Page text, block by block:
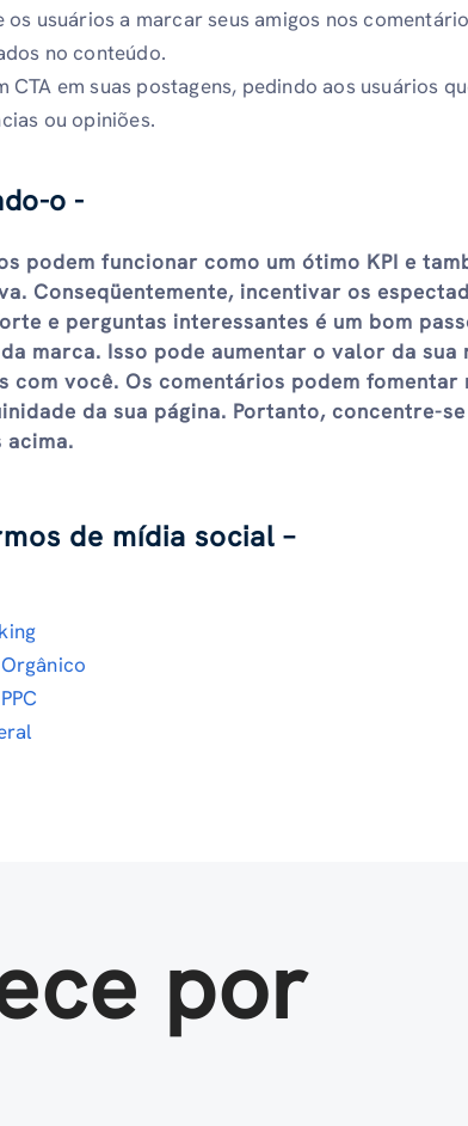
os usuários a marcar seus amigos nos
​​no conteúdo.
CTA em suas postagens, pedindo aos usuários
ou opiniões.
o -
podem funcionar como um ótimo KPI e
Conseqüentemente, incentivar os
e perguntas interessantes é um bom
marca. Isso pode aumentar o valor da
com você. Os comentários podem
da sua página. Portanto, concentre-
acima.
de mídia social –
por